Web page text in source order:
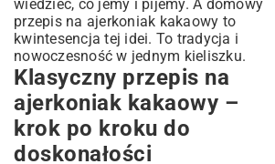
zadawane pytania o ajerkoniak
Co zrobić, gdy ajerkoniak się zwarzy –
szybkie porady
Jak osiągnąć idealną gęstość i
aksamitność?
Podsumowanie – Twój domowy
ajerkoniak kakaowy gotowy do
degustacji
wiedzieć, co jemy i pijemy. A domowy
przepis na ajerkoniak kakaowy to
kwintesencja tej idei. To tradycja i
nowoczesność w jednym kieliszku.
Klasyczny przepis na
ajerkoniak kakaowy –
krok po kroku do
doskonałości